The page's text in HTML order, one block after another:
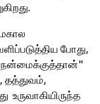
போது,
நன்மைக்குத்தான்"
தத்துவம்,